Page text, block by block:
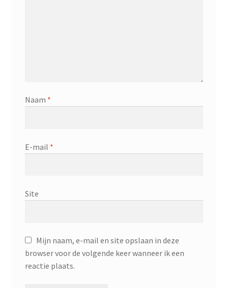
Naam *
E-mail *
Site
Mijn naam, e-mail en site opslaan in deze
browser voor de volgende keer wanneer ik een
reactie plaats.